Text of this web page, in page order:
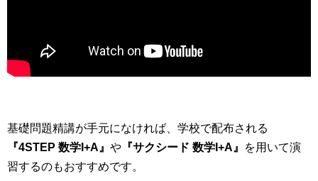
基礎問題精講が手元になければ、学校で配布される
『4STEP 数学I+A』 や 『サクシード 数学I+A』
を用いて演
習するのもおすすめです。